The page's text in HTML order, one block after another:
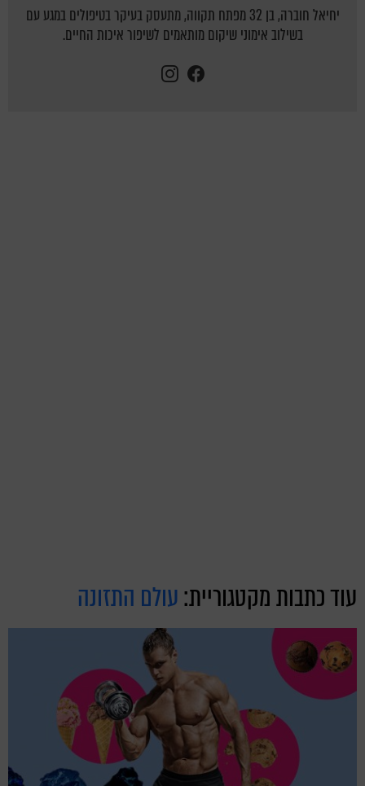
יחיאל חוברה, בן 32 מפתח תקווה, מתעסק בעיקר בטיפולים במגע עם
בשילוב אימוני שיקום מותאמים לשיפור איכות החיים.
facebook
עוד כתבות מקטגוריית:עולם התזונה